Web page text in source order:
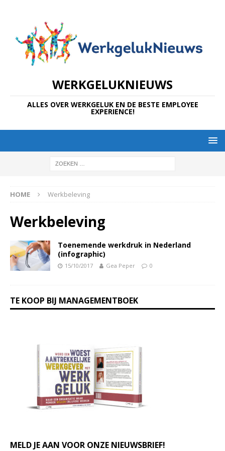
WERKGELUKNIEUWS
ALLES OVER WERKGELUK EN DE BESTE EMPLOYEE
EXPERIENCE!
HOME Werkbeleving
Werkbeleving
Toenemende werkdruk in Nederland
(infographic)
15/10/2017 Gea Peper 0
TE KOOP BIJ MANAGEMENTBOEK
MELD JE AAN VOOR ONZE NIEUWSBRIEF!